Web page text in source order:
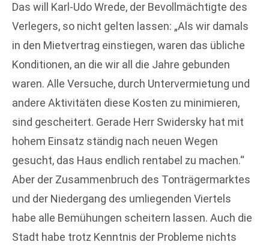
Das will Karl-Udo Wrede, der Bevollmächtigte des
Verlegers, so nicht gelten lassen: „Als wir damals
in den Mietvertrag einstiegen, waren das übliche
Konditionen, an die wir all die Jahre gebunden
waren. Alle Versuche, durch Untervermietung und
andere Aktivitäten diese Kosten zu minimieren,
sind gescheitert. Gerade Herr Swidersky hat mit
hohem Einsatz ständig nach neuen Wegen
gesucht, das Haus endlich rentabel zu machen.“
Aber der Zusammenbruch des Tonträgermarktes
und der Niedergang des umliegenden Viertels
habe alle Bemühungen scheitern lassen. Auch die
Stadt habe trotz Kenntnis der Probleme nichts